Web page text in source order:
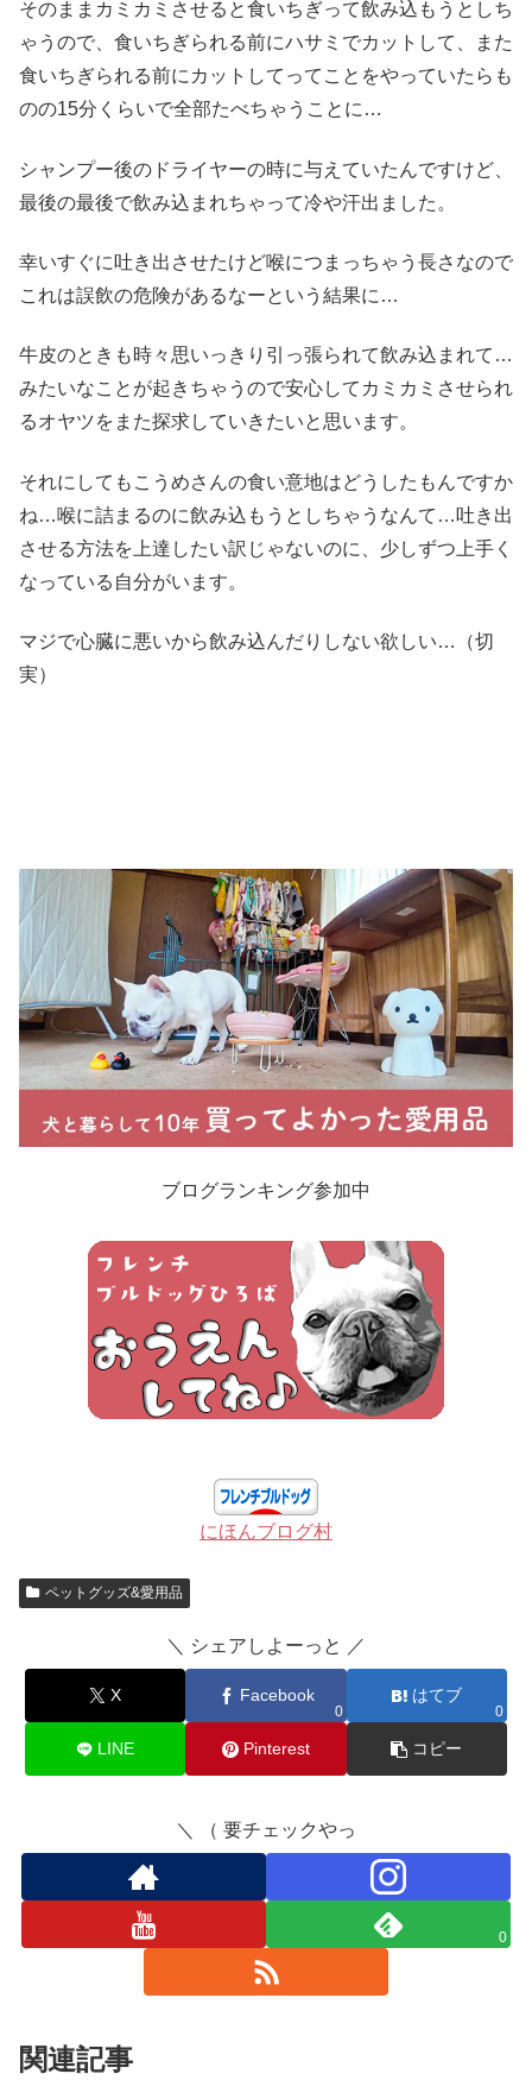
そのままカミカミさせると食いちぎって飲み込もうとしち
ゃうので、食いちぎられる前にハサミでカットして、また
食いちぎられる前にカットしてってことをやっていたらも
のの15分くらいで全部たべちゃうことに…
シャンプー後のドライヤーの時に与えていたんですけど、
最後の最後で飲み込まれちゃって冷や汗出ました。
幸いすぐに吐き出させたけど喉につまっちゃう長さなので
これは誤飲の危険があるなーという結果に…
牛皮のときも時々思いっきり引っ張られて飲み込まれて…
みたいなことが起きちゃうので安心してカミカミさせられ
るオヤツをまた探求していきたいと思います。
それにしてもこうめさんの食い意地はどうしたもんですか
ね…喉に詰まるのに飲み込もうとしちゃうなんて…吐き出
させる方法を上達したい訳じゃないのに、少しずつ上手く
なっている自分がいます。
マジで心臓に悪いから飲み込んだりしない欲しい…（切
実）
ブログランキング参加中
にほんブログ村
ペットグッズ&愛用品
＼ シェアしよーっと ／
X Facebook
0
はてブ
0
LINE Pinterest コピー
＼ （ 要チェックやっ
0
関連記事